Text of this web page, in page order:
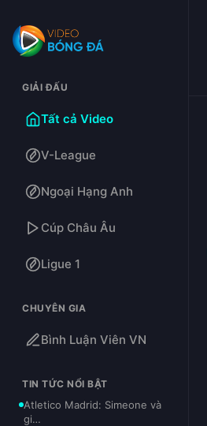
GIẢI ĐẤU
Tất cả Video
V-League
Ngoại Hạng Anh
Cúp Châu Âu
Ligue 1
CHUYÊN GIA
Bình Luận Viên VN
TIN TỨC NỔI BẬT
Atletico Madrid: Simeone và
gi…